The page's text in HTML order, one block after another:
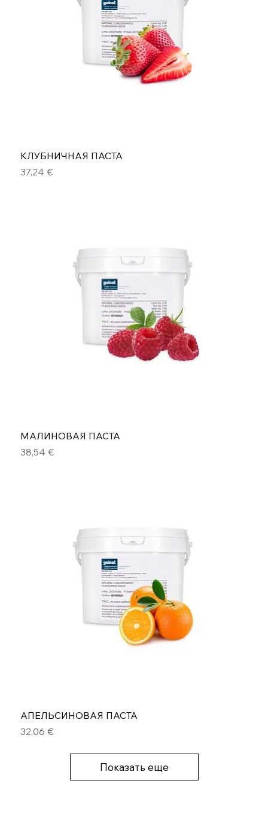
КЛУБНИЧНАЯ ПАСТА
Цена
37,24 €
МАЛИНОВАЯ ПАСТА
Цена
38,54 €
АПЕЛЬСИНОВАЯ ПАСТА
Цена
32,06 €
Показать еще